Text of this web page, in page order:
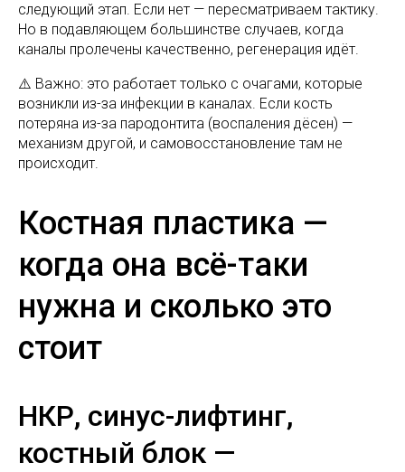
следующий этап. Если нет — пересматриваем тактику.
Но в подавляющем большинстве случаев, когда
каналы пролечены качественно, регенерация идёт.
⚠️ Важно: это работает только с очагами, которые
возникли из-за инфекции в каналах. Если кость
потеряна из-за пародонтита (воспаления дёсен) —
механизм другой, и самовосстановление там не
происходит.
Костная пластика —
когда она всё-таки
нужна и сколько это
стоит
НКР, синус-лифтинг,
костный блок —